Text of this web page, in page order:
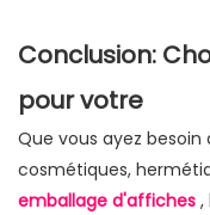
Conclusion:
pour votre
Que vous ayez besoin
cosmétiques,
emballage d'affiches ,